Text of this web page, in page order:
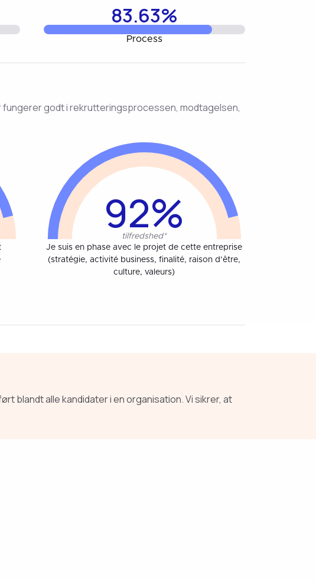
83.63%
Process
godt i rekrutteringsprocessen, modtagelsen,
92%
tilfredshed*
Je suis en phase avec le projet de cette entreprise
(stratégie, activité business, finalité, raison d’être,
culture, valeurs)
blandt alle kandidater i en organisation. Vi sikrer, at